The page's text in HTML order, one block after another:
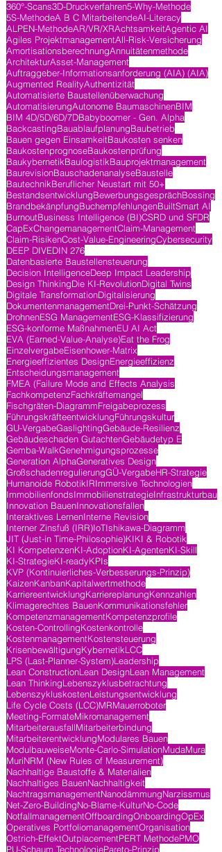
360°-Scans3D-Druckverfahren5-Why-Methode
5S-MethodeA B C MitarbeitendeAI-Literacy
ALPEN-MethodeAR/VR/XRAchtsamkeitAgentic AI
Agiles ProjektmanagementAll-Risk-Versicherung
AmortisationsberechnungAnnuitätenmethode
ArchitekturAsset-Management
Auftraggeber-Informationsanforderung (AIA) (AIA)
Augmented RealityAuthentizität
Automatisierte Baustellenüberwachung
AutomatisierungAutonome BaumaschinenBIM
BIM 4D/5D/6D/7DBabyboomer - Gen. Alpha
BackcastingBauablaufplanungBaubetrieb
Bauen gegen EinsamkeitBaukosten senken
BaukostenprognoseBaukostenprüfung
BaukybernetikBaulogistikBauprojektmanagement
BaurevisionBauschadenanalyseBaustelle
BautechnikBeruflicher Neustart mit 50+
BestandsentwicklungBewerbungsgesprächBossing
BrandbekänpfungBuchempfehlungenBuiltSmart AI
BurnoutBusiness Intelligence (BI)CSRD und SFDR
CapExChangemanagementClaim-Management
Claim-RisikenCost-Value-EngineeringCybersecurity
DEEP DIVEDIN 276
Datenbasierte Baustellensteuerung
Decision IntelligenceDeep Impact Leadership
Design ThinkingDie KI-RevolutionDigital Twins
Digitale TransformationDigitalisierung
DokumentenmanagementDrei-Punkt-Schätzung
DrohnenESG ManagementESG-Klassifizierung
ESG-konforme MaßnahmenEU AI Act
EVA (Earned-Value-Analyse)Eat the Frog
EinzelvergabeEisenhower-Matrix
Energieeffizientes DesignEnergieeffizienz
Entscheidungsmanagement
FMEA (Failure Mode and Effects Analysis
FachkompetenzFachkräftemangel
Fischgräten-DiagrammFreigabeprozess
FührungskräfteentwicklungFührungskultur
GU-VergabeGaslightingGebäude-Resilienz
Gebäudeschaden GutachtenGebäudetyp E
Gemba-WalkGenehmigungsprozesse
Generation AlphaGeneratives Design
GroßschadenregulierungGÜ-VergabeHR-Strategie
Humanoide RobotikIRImmersive Technologien
ImmobilienfondsImmobilienstrategieInfrastrukturbau
Innovation BauenInnovationsfallen
Interaktives LernenInterne Revision
Interner Zinsfuß (IRR)IoTIshikawa-Diagramm
JIT (Just-in Time-Philosophie)KIKI & Robotik
KI KompetenzenKI-AdoptionKI-AgentenKI-Skill
KI-StrategieKI-readyKPIs
KVP (Kontinuierliches-Verbesserungs-Prinzip)
KaizenKanbanKapitalwertmethode
KarriereentwicklungKarriereplanungKennzahlen
Klimagerechtes BauenKommunikationsfehler
KompetenzmanagementKompetenzprofile
Kosten-ControllingKostenkontrolle
KostenmanagementKostensteuerung
KrisenbewältigungKybernetikLCC
LPS (Last-Planner-System)Leadership
Lean ConstructionLean DesignLean Management
Lean ThinkingLebenszyklusbetrachtung
LebenszykluskostenLeistungsentwicklung
Life Cycle Costs (LCC)MRMauerroboter
Meeting-FormateMikromanagement
MitarbeiterausfallMitarbeiterbindung
MitarbeiterentwicklungModulares Bauen
ModulbauweiseMonte-Carlo-SimulationMudaMura
MuriNRM (New Rules of Measurement)
Nachhaltige Baustoffe & Materialien
Nachhaltiges BauenNachhaltigkeit
NachtragsmanagementNanodämmungNarzissmus
Net-Zero-BuildingNo-Blame-KulturNo-Code
NotfallmanagementOffboardingOnboardingOpEx
Operatives PortfoliomanagementOrganisation
Ostrich-EffektOutplacementPERT MethodePMO
PU-Schaum TechnologiePareto-Prinzip